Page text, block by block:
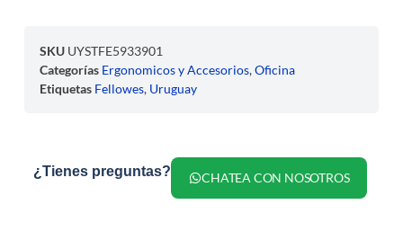
SKU UYSTFE5933901
Categorías Ergonomicos y Accesorios,Oficina
Etiquetas Fellowes, Uruguay
¿Tienes preguntas? CHATEA CON NOSOTROS